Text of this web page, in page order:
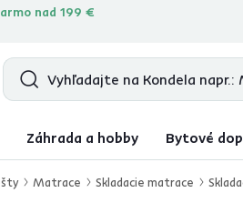
nad 199 €
overených produktových recenzií
Záhrada a hobby Bytové
Matrace Skladacie matrace